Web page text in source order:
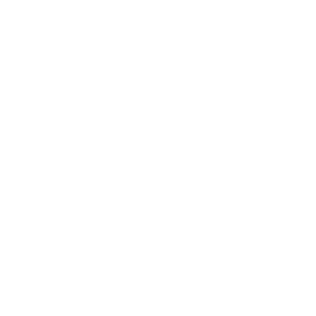
novedades del mercado de La Liga